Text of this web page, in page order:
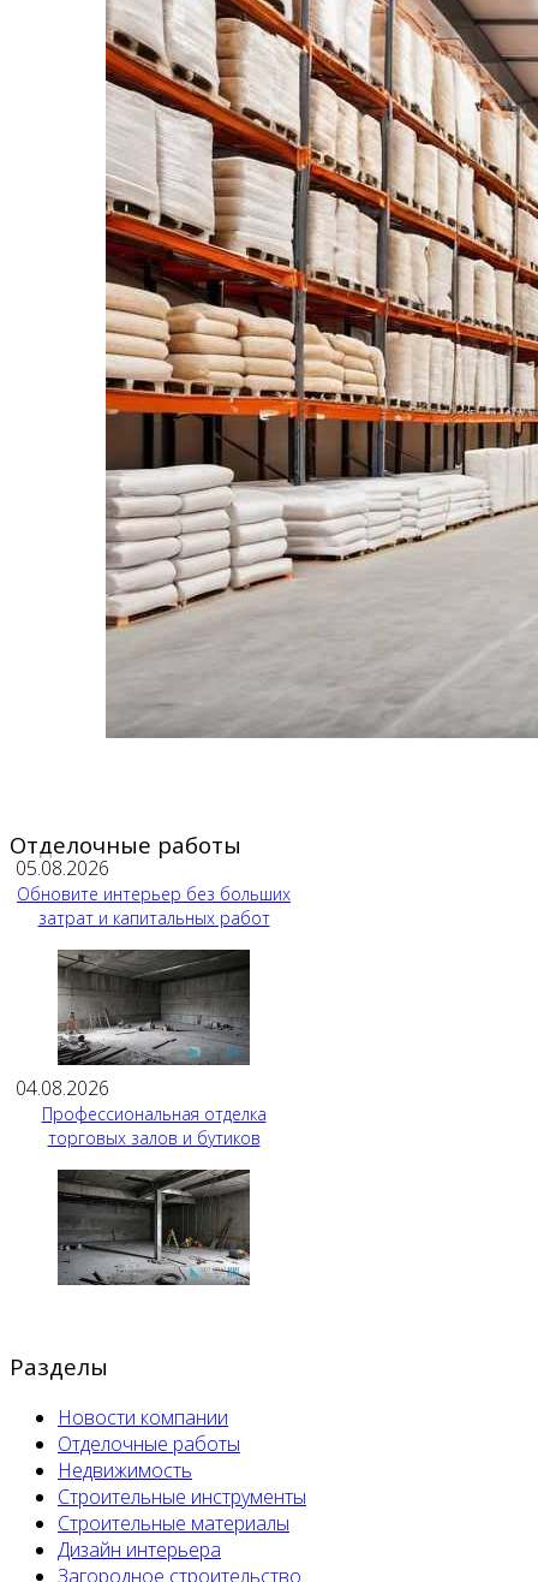
Отделочные работы
05.08.2026
Обновите интерьер без больших
затрат и капитальных работ
04.08.2026
Профессиональная отделка
торговых залов и бутиков
Разделы
Новости компании
Отделочные работы
Недвижимость
Строительные инструменты
Строительные материалы
Дизайн интерьера
Загородное строительство